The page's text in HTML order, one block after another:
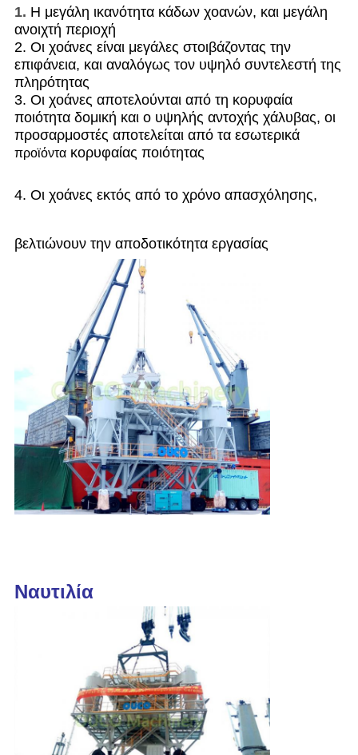
1. Η μεγάλη ικανότητα κάδωνχοανών, και μεγάλη
ανοιχτή περιοχή
2. Οι χοάνες είναι μεγάλες στοιβάζοντας την
επιφάνεια, και αναλόγως τον υψηλό συντελεστή της
πληρότητας
3. Οι χοάνες αποτελούνται από τη κορυφαία
ποιότητα δομική και ο υψηλής αντοχής χάλυβας, οι
προσαρμοστές αποτελείται από τα εσωτερικά
προϊόντα κορυφαίας ποιότητας
4. Οι χοάνες εκτός από το χρόνο απασχόλησης,
βελτιώνουν την αποδοτικότητα εργασίας
Ναυτιλία